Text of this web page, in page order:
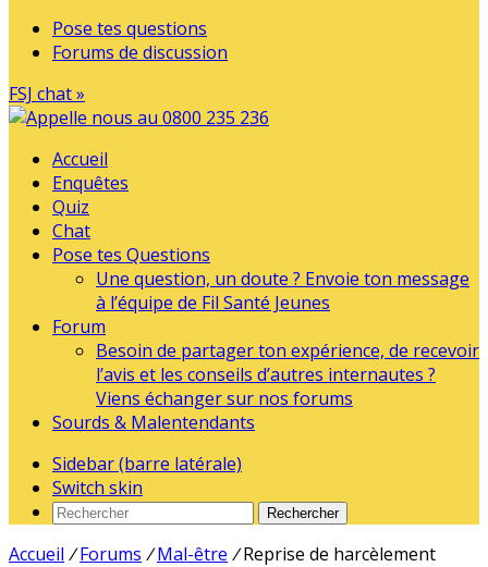
Pose tes questions
Forums de discussion
FSJ chat »
Accueil
Enquêtes
Quiz
Chat
Pose tes Questions
Une question, un doute ? Envoie ton message
à l’équipe de Fil Santé Jeunes
Forum
Besoin de partager ton expérience, de recevoir
l’avis et les conseils d’autres internautes ?
Viens échanger sur nos forums
Sourds & Malentendants
Sidebar (barre latérale)
Switch skin
Rechercher
Accueil / Forums / Mal-être / Reprise de harcèlement